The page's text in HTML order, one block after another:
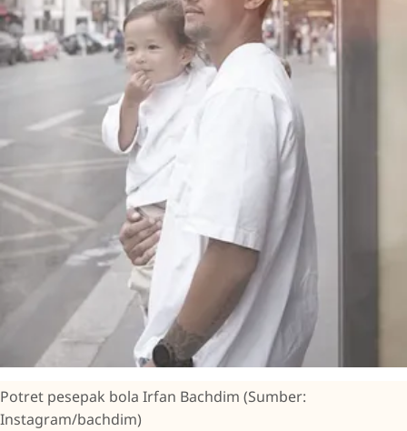
Potret pesepak bola Irfan Bachdim (Sumber:
Instagram/bachdim)